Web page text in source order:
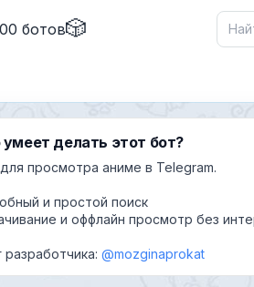
ботов🎲
умеет делать этот бот?
просмотра аниме в Telegram.
и простой поиск
и оффлайн просмотр без
разработчика:@mozginaprokat